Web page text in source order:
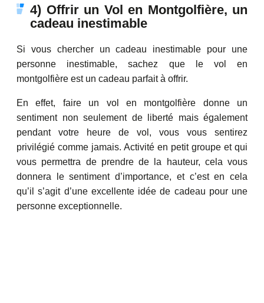
4) Offrir un Vol en Montgolfière, un
cadeau inestimable
Si vous chercher un cadeau inestimable pour une
personne inestimable, sachez que le vol en
montgolfière est un cadeau parfait à offrir.
En effet, faire un vol en montgolfière donne un
sentiment non seulement de liberté mais également
pendant votre heure de vol, vous vous sentirez
privilégié comme jamais. Activité en petit groupe et qui
vous permettra de prendre de la hauteur, cela vous
donnera le sentiment d’importance, et c’est en cela
qu’il s’agit d’une excellente idée de cadeau pour une
personne exceptionnelle.